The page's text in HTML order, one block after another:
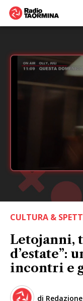
CULTURA &
Letojanni,
d’estate”:
incontri e
di Redazione